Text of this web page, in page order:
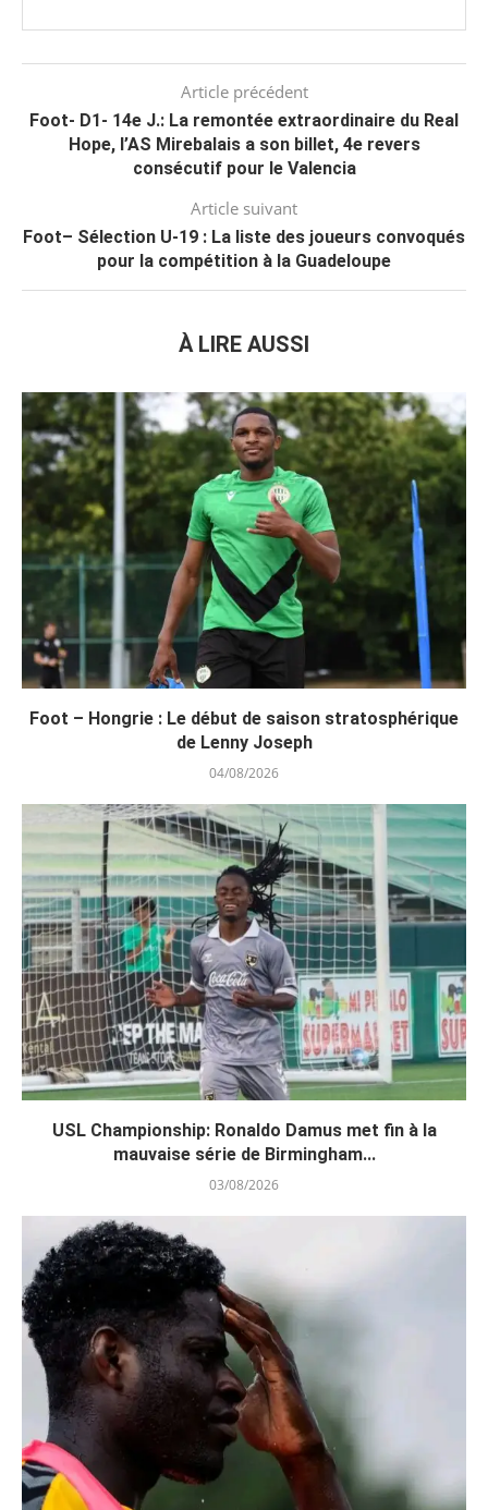
Article précédent
Foot- D1- 14e J.: La remontée extraordinaire du Real
Hope, l’AS Mirebalais a son billet, 4e revers
consécutif pour le Valencia
Article suivant
Foot– Sélection U-19 : La liste des joueurs convoqués
pour la compétition à la Guadeloupe
À LIRE AUSSI
Foot – Hongrie : Le début de saison stratosphérique
de Lenny Joseph
04/08/2026
USL Championship: Ronaldo Damus met fin à la
mauvaise série de Birmingham...
03/08/2026